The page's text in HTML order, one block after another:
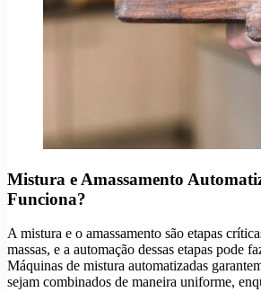
Mistura e Amassamento
Funciona?
A mistura e o amassamento são etapas
massas, e a automação dessas etapas pode
Máquinas de mistura automatizadas
sejam combinados de maneira uniforme,